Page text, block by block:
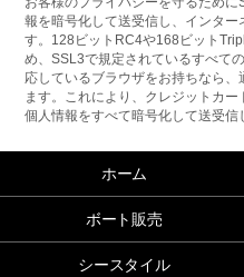
報を暗号化して送受信し、インタ
す。128ビットRC4や168ビット
め、SSL3で規定されているすべて
応しているブラウザをお持ちなら
ます。これにより、クレジットカ
個人情報をすべて暗号化して送受信
ホーム
ボート販売
シースタイル